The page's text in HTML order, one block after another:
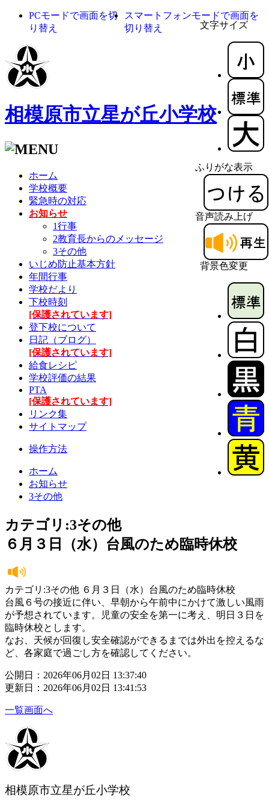
文字サイズ
ふりがな表示
音声読み上げ
背景色変更
PCモードで画面を切
り替え
スマートフォンモードで画面を
切り替え
相模原市立星が丘小学校
ホーム
学校概要
緊急時の対応
お知らせ
1行事
2教育長からのメッセージ
3その他
いじめ防止基本方針
年間行事
学校だより
下校時刻
[保護されています]
登下校について
日記（ブログ）
[保護されています]
給食レシピ
学校評価の結果
PTA
[保護されています]
リンク集
サイトマップ
操作方法
ホーム
お知らせ
3その他
カテゴリ:3その他
６月３日（水）台風のため臨時休校
カテゴリ:3その他 ６月３日（水）台風のため臨時休校
台風６号の接近に伴い、早朝から午前中にかけて激しい風雨
が予想されています。児童の安全を第一に考え、明日３日を
臨時休校とします。
なお、天候が回復し安全確認ができるまでは外出を控えるな
ど、各家庭で過ごし方を確認してください。
公開日：2026年06月02日 13:37:40
更新日：2026年06月02日 13:41:53
一覧画面へ
相模原市立星が丘小学校